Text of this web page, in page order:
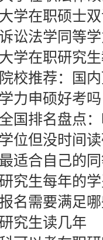
学在职硕士
讼法学同等
学在职研究
校推荐：国
力申硕好考吗
国排名盘点
位但没时间
合自己的同等
究生每年的
名需要满足
究生读几年